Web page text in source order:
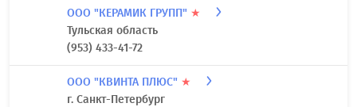
ООО "КЕРАМИК ГРУПП" ★
Тульская область
(953) 433-41-72
ООО "КВИНТА ПЛЮС" ★
г. Санкт-Петербург